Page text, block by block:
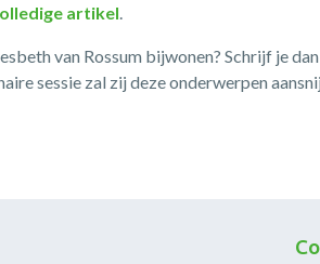
artikel.
van Rossum bijwonen? Schrijf je
sessie zal zij deze onderwerpen